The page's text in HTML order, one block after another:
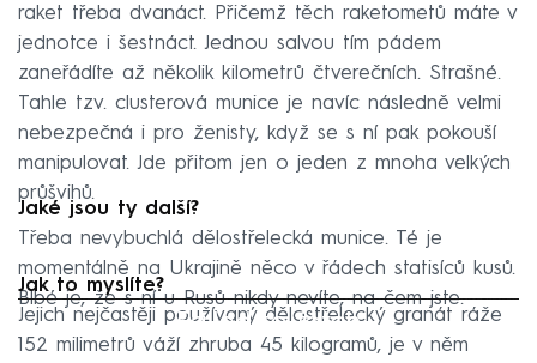
raket třeba dvanáct. Přičemž těch raketometů máte v
jednotce i šestnáct. Jednou salvou tím pádem
zaneřádíte až několik kilometrů čtverečních. Strašné.
Tahle tzv. clusterová munice je navíc následně velmi
nebezpečná i pro ženisty, když se s ní pak pokouší
manipulovat. Jde přitom jen o jeden z mnoha velkých
průšvihů.
Jaké jsou ty další?
Třeba nevybuchlá dělostřelecká munice. Té je
momentálně na Ukrajině něco v řádech statisíců kusů.
Blbé je, že s ní u Rusů nikdy nevíte, na čem jste.
Failed to fetch
Jak to myslíte?
Jejich nejčastěji používaný dělostřelecký granát ráže
152 milimetrů váží zhruba 45 kilogramů, je v něm